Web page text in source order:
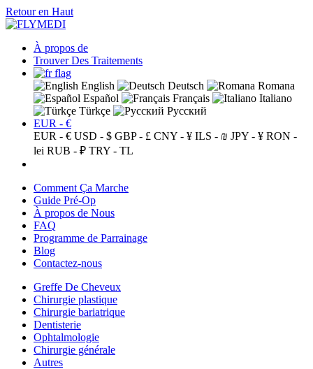
Retour en Haut
À propos de
Trouver Des Traitements
English Deutsch
Romana
Español
Français
Italiano
Türkçe
Русский
EUR - €
EUR - € USD - $ GBP - £ CNY - ¥ ILS - ₪ JPY - ¥ RON -
lei RUB - ₽ TRY - TL
Comment Ça Marche
Guide Pré-Op
À propos de Nous
FAQ
Programme de Parrainage
Blog
Contactez-nous
Greffe De Cheveux
Chirurgie plastique
Chirurgie bariatrique
Dentisterie
Ophtalmologie
Chirurgie générale
Autres